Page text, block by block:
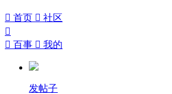
 首页  社区

 百事  我的
发帖子